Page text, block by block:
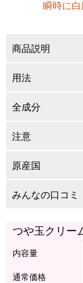
瞬時に
商品説明
用法
全成分
注意
原産国
みんなの口コミ
つや玉クリー
内容量
通常価格